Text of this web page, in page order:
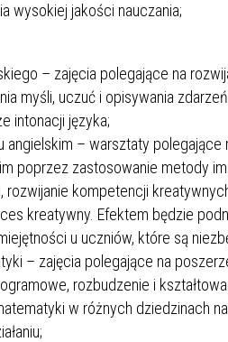
wysokiej jakości nauczania;
– zajęcia polegające na
myśli, uczuć i opisywania
intonacji języka;
– warsztaty polegające
poprzez zastosowanie metody
rozwijanie kompetencji
kreatywny. Efektem będzie
u uczniów, które są
– zajęcia polegające na
rozbudzenie i
w różnych dziedzinach